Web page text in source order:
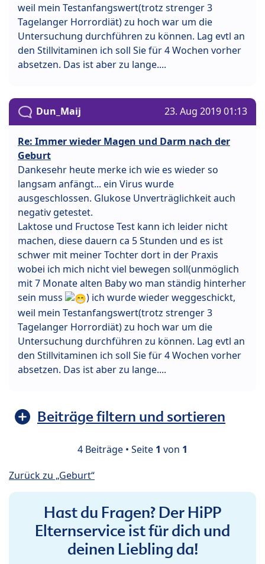
weil mein Testanfangswert(trotz strenger 3
Tagelanger Horrordiät) zu hoch war um die
Untersuchung durchführen zu können. Lag evtl an
den Stillvitaminen ich soll Sie für 4 Wochen vorher
absetzen. Das ist aber zu lange....
Dun_Maij 23. Aug 2019 01:13
Re: Immer wieder Magen und Darm nach der
Geburt
Dankesehr heute merke ich wie es wieder so
langsam anfängt... ein Virus wurde
ausgeschlossen. Glukose Unverträglichkeit auch
negativ getestet.
Laktose und Fructose Test kann ich leider nicht
machen, diese dauern ca 5 Stunden und es ist
schwer mit meiner Tochter dort in der Praxis
wobei ich mich nicht viel bewegen soll(unmöglich
mit 7 Monate alten Baby wo man ständig hinterher
sein muss
) ich wurde wieder weggeschickt,
weil mein Testanfangswert(trotz strenger 3
Tagelanger Horrordiät) zu hoch war um die
Untersuchung durchführen zu können. Lag evtl an
den Stillvitaminen ich soll Sie für 4 Wochen vorher
absetzen. Das ist aber zu lange....
Beiträge filtern und sortieren
4 Beiträge • Seite 1 von 1
Zurück zu „Geburt“
Hast du Fragen? Der HiPP
Elternservice ist für dich und
deinen Liebling da!